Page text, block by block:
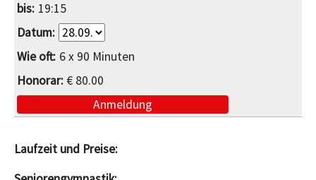
19:15
6 x 90 Minuten
€ 80.00
Anmeldung
Laufzeit und Preise: